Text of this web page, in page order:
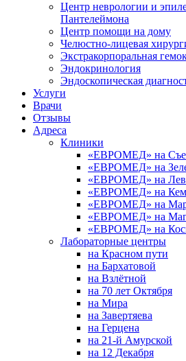
Центр неврологии и
Пантелеймона
Центр помощи на дому
Челюстно-лицевая
Экстракорпоральная
Эндокринология
Эндоскопическая
Услуги
Врачи
Отзывы
Адреса
Клиники
«ЕВРОМЕД» на
«ЕВРОМЕД» на
«ЕВРОМЕД» на
«ЕВРОМЕД» на
«ЕВРОМЕД» на
«ЕВРОМЕД» на
«ЕВРОМЕД» на
Лабораторные центры
на Красном пути
на Бархатовой
на Взлётной
на 70 лет Октября
на Мира
на Завертяева
на Герцена
на 21-й Амурской
на 12 Декабря